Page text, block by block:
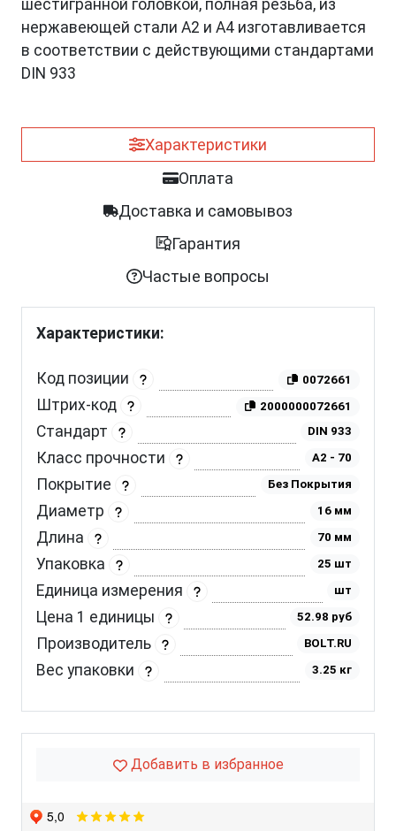
шестигранной головкой, полная резьба, из
нержавеющей стали A2 и A4 изготавливается
в соответствии с действующими стандартами
DIN 933
Характеристики
Оплата
Доставка и самовывоз
Гарантия
Частые вопросы
Характеристики:
Код позиции 0072661
Штрих-код 2000000072661
Стандарт DIN 933
Класс прочности A2 - 70
Покрытие Без Покрытия
Диаметр 16 мм
Длина 70 мм
Упаковка 25 шт
Единица измерения шт
Цена 1 единицы 52.98 руб
Производитель BOLT.RU
Вес упаковки 3.25 кг
Добавить в избранное